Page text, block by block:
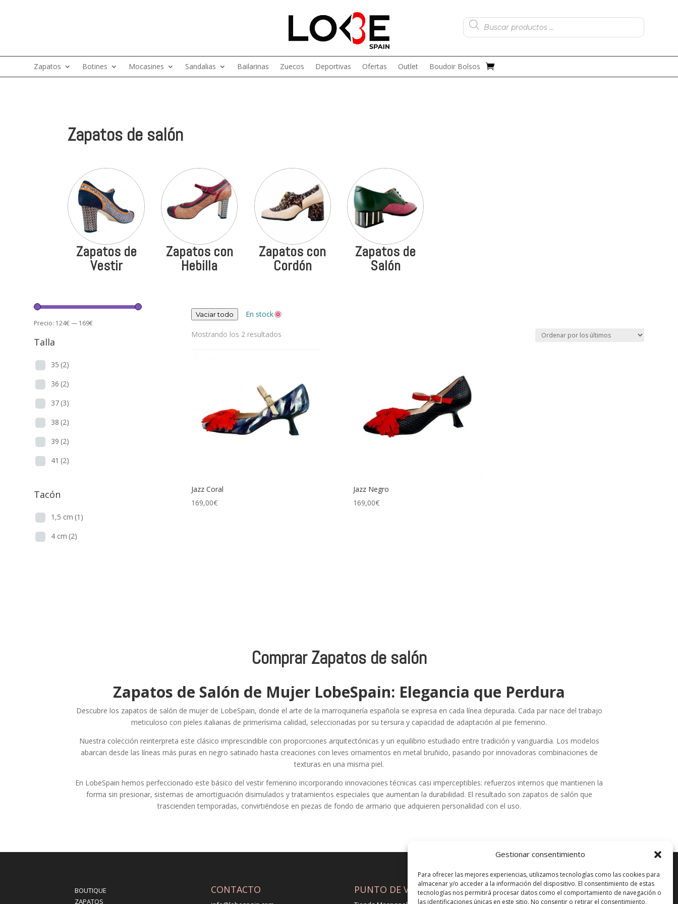
Gestionar consentimiento
Para ofrecer las mejores experiencias, utilizamos tecnologías como las cookies para
almacenar y/o acceder a la información del dispositivo. El consentimiento de estas
tecnologías nos permitirá procesar datos como el comportamiento de navegación o
las identificaciones únicas en este sitio. No consentir o retirar el consentimiento,
Búsqueda
de
productos
Zapatos Botines Mocasines Sandalias Bailarinas Zuecos Deportivas Ofertas Outlet Boudoir Bolsos
Zapatos de salón
Zapatos de
Vestir
Zapatos con
Hebilla
Zapatos con
Cordón
Zapatos de
Salón
Precio: 124€— 169€
Talla
35 (2)
36 (2)
37 (3)
38 (2)
39 (2)
41 (2)
Tacón
1,5 cm (1)
4 cm (2)
Vaciar todo En stock
Mostrando los 2 resultadosOrdenado
Jazz Coral
169,00€
Jazz Negro
169,00€
Comprar Zapatos de salón
Zapatos de Salón de Mujer LobeSpain: Elegancia que Perdura
Descubre los zapatos de salón de mujer de LobeSpain, donde el arte de la marroquinería española se expresa en cada línea depurada. Cada par nace del trabajo
meticuloso con pieles italianas de primerísima calidad, seleccionadas por su tersura y capacidad de adaptación al pie femenino.
Nuestra colección reinterpreta este clásico imprescindible con proporciones arquitectónicas y un equilibrio estudiado entre tradición y vanguardia. Los modelos
abarcan desde las líneas más puras en negro satinado hasta creaciones con leves ornamentos en metal bruñido, pasando por innovadoras combinaciones de
texturas en una misma piel.
En LobeSpain hemos perfeccionado este básico del vestir femenino incorporando innovaciones técnicas casi imperceptibles: refuerzos internos que mantienen la
forma sin presionar, sistemas de amortiguación disimulados y tratamientos especiales que aumentan la durabilidad. El resultado son zapatos de salón que
trascienden temporadas, convirtiéndose en piezas de fondo de armario que adquieren personalidad con el uso.
BOUTIQUE
ZAPATOS
CONTACTO PUNTO DE VENTA
ENVÍO GRATUITO*